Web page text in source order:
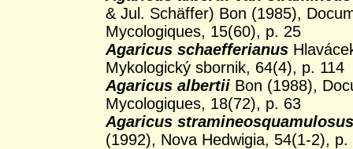
& Jul. Schäffer) Bon (1985),
Mycologiques, 15(60), p. 25
Agaricus schaefferianus
Mykologický sbornik, 64(4), p. 114
Agaricus albertii Bon (1988),
Mycologiques, 18(72), p. 63
Agaricus
(1992), Nova Hedwigia, 54(1-2), p.